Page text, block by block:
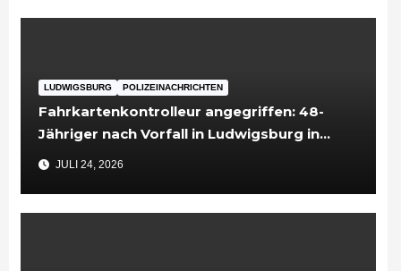
LUDWIGSBURG POLIZEINACHRICHTEN
Fahrkartenkontrolleur angegriffen: 48-
Jähriger nach Vorfall in Ludwigsburg in
Untersuchungshaft
JULI 24, 2026